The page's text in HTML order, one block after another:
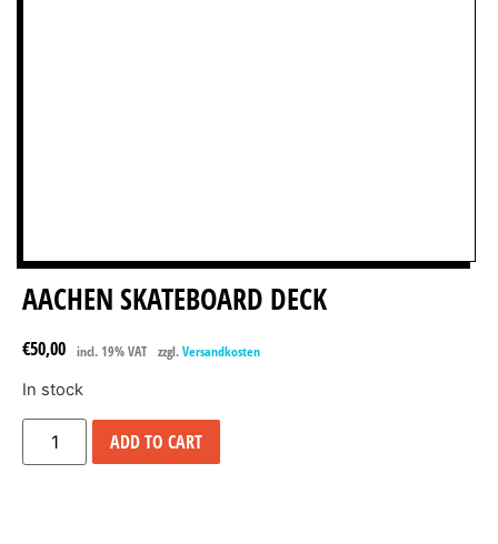
AACHEN SKATEBOARD DECK
€50,00 incl. 19% VAT zzgl. Versandkosten
In stock
ADD TO CART